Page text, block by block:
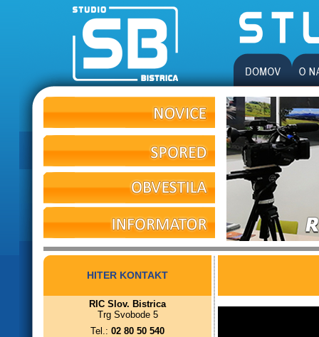
HITER KONTAKT
RIC Slov. Bistrica
Trg Svobode 5
Tel.: 02 80 50 540